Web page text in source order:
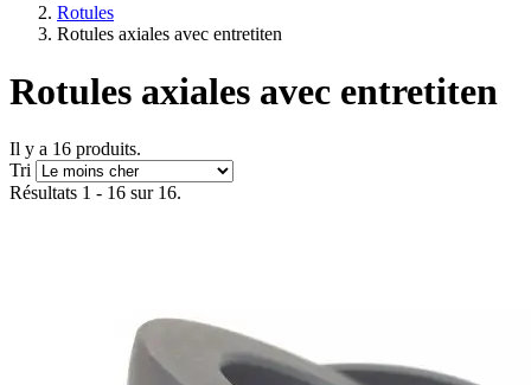
Rotules
Rotules axiales avec entretiten
Rotules axiales avec entretiten
Il y a 16 produits.
Tri
Résultats 1 - 16 sur 16.